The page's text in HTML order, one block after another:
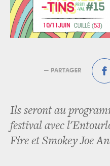
— PARTAGER
Ils seront au
festival avec
Fire et Smokey Joe